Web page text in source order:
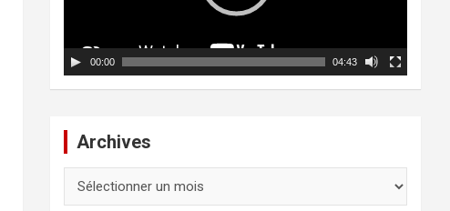
i
d
00:00 04:43
Archives